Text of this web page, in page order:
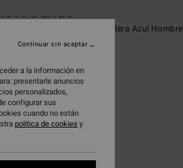
Sands
con Capucha y Cremallera Azul Hombre
PROMO -25%
Washed Royal
a la información en
presentarle anuncios
personalizados,
configurar sus
cuando no están
política de cookies y
Continuar sin aceptar